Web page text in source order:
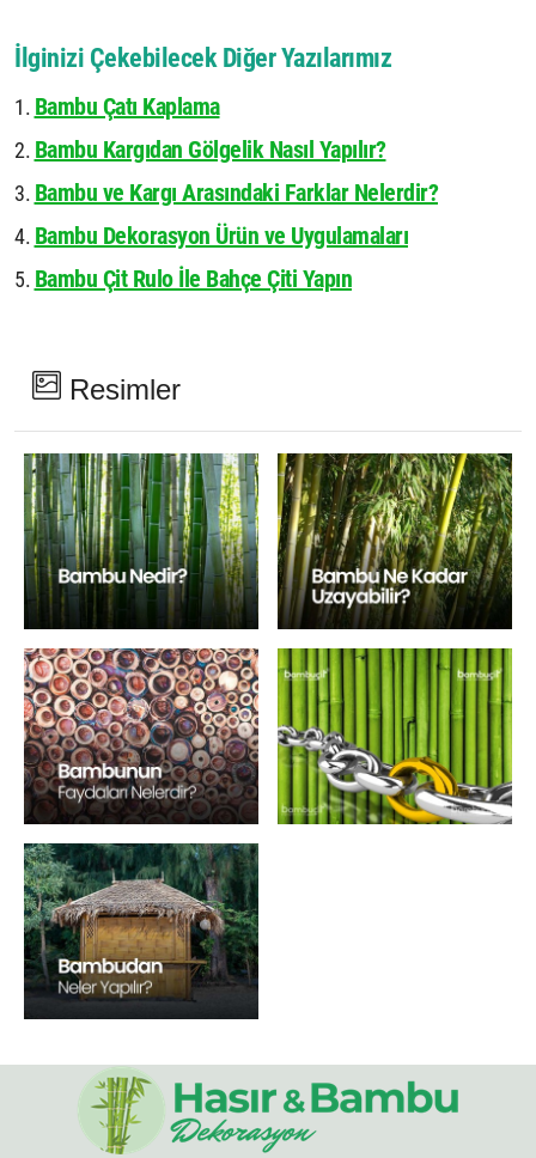
İlginizi Çekebilecek Diğer Yazılarımız
Bambu Çatı Kaplama
Bambu Kargıdan Gölgelik Nasıl Yapılır?
Bambu ve Kargı Arasındaki Farklar Nelerdir?
Bambu Dekorasyon Ürün ve Uygulamaları
Bambu Çit Rulo İle Bahçe Çiti Yapın
Resimler